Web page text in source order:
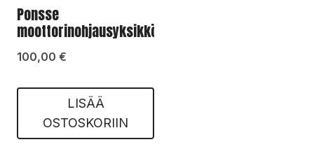
Ponsse
moottorinohjausyksikkö
100,00 €
LISÄÄ
OSTOSKORIIN